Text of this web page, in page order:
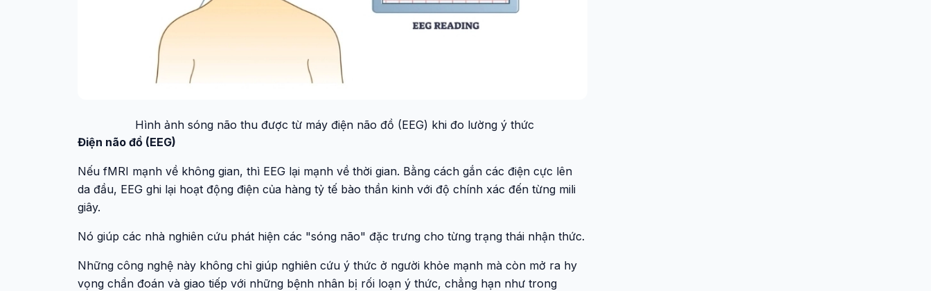
Hình ảnh sóng não thu được từ máy điện não đồ (EEG) khi đo lường ý thức
Điện não đồ (EEG)
Nếu fMRI mạnh về không gian, thì EEG lại mạnh về thời gian. Bằng cách gắn các điện cực lên
da đầu, EEG ghi lại hoạt động điện của hàng tỷ tế bào thần kinh với độ chính xác đến từng mili
giây.
Nó giúp các nhà nghiên cứu phát hiện các "sóng não" đặc trưng cho từng trạng thái nhận thức.
Những công nghệ này không chỉ giúp nghiên cứu ý thức ở người khỏe mạnh mà còn mở ra hy
vọng chẩn đoán và giao tiếp với những bệnh nhân bị rối loạn ý thức, chẳng hạn như trong